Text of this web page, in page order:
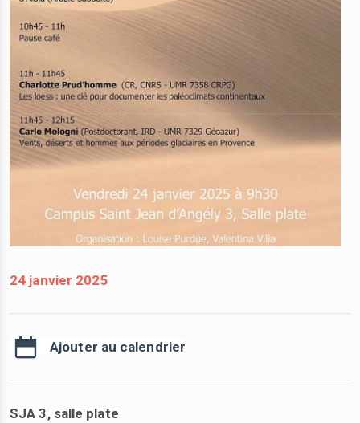
24 janvier 2025
Ajouter au calendrier
SJA 3, salle plate